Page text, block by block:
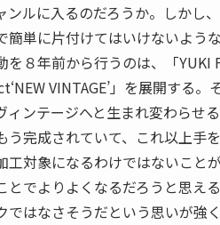
ンルに入るのだろうか。しかし
簡単に片付けてはいけないよう
を８年前から行うのは、「YUKI
VINTAGE’」を展開する
ィンテージへと生まれ変わらせる
完成されていて、これ以上手
工対象になるわけではないことが
でよりよくなるだろうと思え
ではなさそうだという思いが強